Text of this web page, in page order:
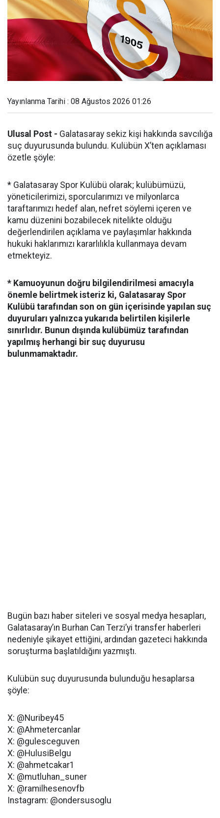
Yayınlanma Tarihi : 08 Ağustos 2026 01:26
Ulusal Post - Galatasaray sekiz kişi hakkında savcılığa
suç duyurusunda bulundu. Kulübün X’ten açıklaması
özetle şöyle:
* Galatasaray Spor Kulübü olarak; kulübümüzü,
yöneticilerimizi, sporcularımızı ve milyonlarca
taraftarımızı hedef alan, nefret söylemi içeren ve
kamu düzenini bozabilecek nitelikte olduğu
değerlendirilen açıklama ve paylaşımlar hakkında
hukuki haklarımızı kararlılıkla kullanmaya devam
etmekteyiz.
* Kamuoyunun doğru bilgilendirilmesi amacıyla
önemle belirtmek isteriz ki, Galatasaray Spor
Kulübü tarafından son on gün içerisinde yapılan suç
duyuruları yalnızca yukarıda belirtilen kişilerle
sınırlıdır. Bunun dışında kulübümüz tarafından
yapılmış herhangi bir suç duyurusu
bulunmamaktadır.
Bugün bazı haber siteleri ve sosyal medya hesapları,
Galatasaray’ın Burhan Can Terzi’yi transfer haberleri
nedeniyle şikayet ettiğini, ardından gazeteci hakkında
soruşturma başlatıldığını yazmıştı.
Kulübün suç duyurusunda bulunduğu hesaplarsa
şöyle:
X: @Nuribey45
X: @Ahmetercanlar
X: @gulesceguven
X: @HulusiBelgu
X: @ahmetcakar1
X: @mutluhan_suner
X: @ramilhesenovfb
Instagram: @ondersusoglu